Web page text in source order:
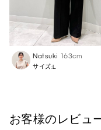
Natsuki 163cm
サイズ:L
お客様のレビュ